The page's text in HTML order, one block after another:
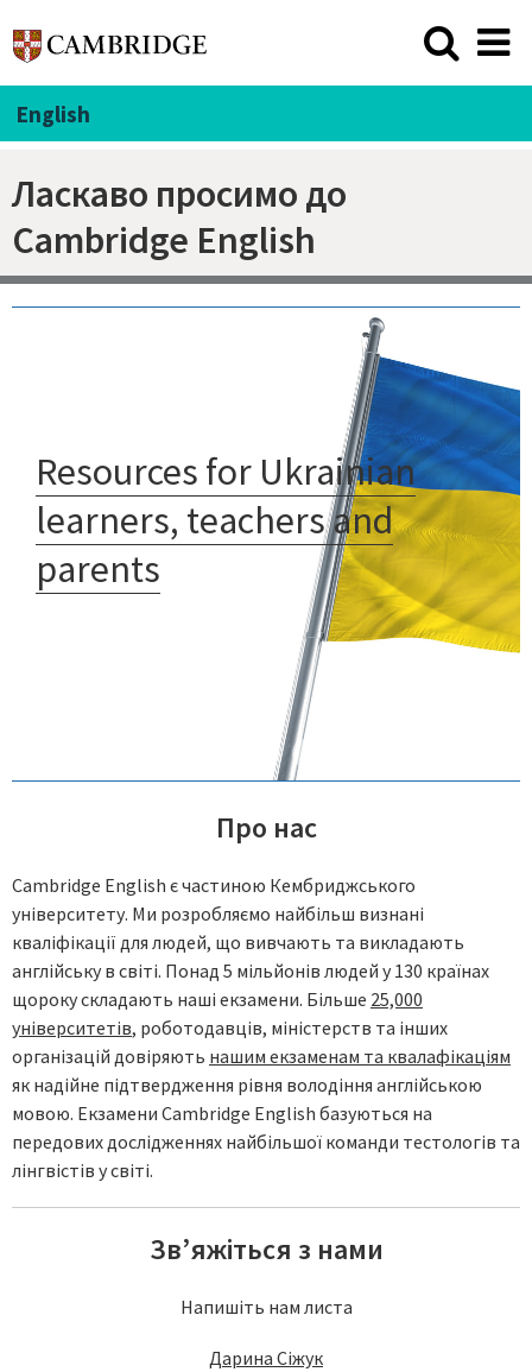
English
Ласкаво просимо до
Cambridge English
Resources for Ukrainian
learners, teachers and
parents
Про нас
Cambridge English є частиною Кембриджського
університету. Ми розробляємо найбільш визнані
кваліфікації для людей, що вивчають та викладають
англійську в світі. Понад 5 мільйонів людей у 130 країнах
щороку складають наші екзамени. Більше 25,000
університетів, роботодавців, міністерств та інших
організацій довіряють нашим екзаменам та квалафікаціям
як надійне підтвердження рівня володіння англійською
мовою. Екзамени Cambridge English базуються на
передових дослідженнях найбільшої команди тестологів та
лінгвістів у світі.
Зв’яжіться з нами
Напишіть нам листа
Дарина Сіжук